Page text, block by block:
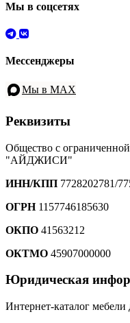
Мы в соцсетях
Мессенджеры
Мы в MAX
Реквизиты
Общество с
"АЙДЖИСИ"
ИНН/КПП 7728202781/
ОГРН1157746185630
ОКПО 41563212
ОКТМО 45907000000
Юридическая
Интернет-каталог мебели